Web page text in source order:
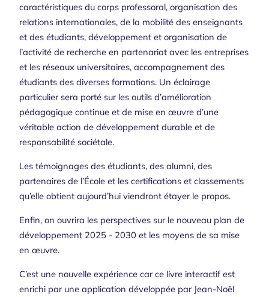
caractéristiques du corps professoral, organisation des
relations internationales, de la mobilité des enseignants
et des étudiants, développement et organisation de
l’activité de recherche en partenariat avec les entreprises
et les réseaux universitaires, accompagnement des
étudiants des diverses formations. Un éclairage
particulier sera porté sur les outils d’amélioration
pédagogique continue et de mise en œuvre d’une
véritable action de développement durable et de
responsabilité sociétale.
Les témoignages des étudiants, des alumni, des
partenaires de l’École et les certifications et classements
qu’elle obtient aujourd’hui viendront étayer le propos.
Enfin, on ouvrira les perspectives sur le nouveau plan de
développement 2025 - 2030 et les moyens de sa mise
en œuvre.
C’est une nouvelle expérience car ce livre interactif est
enrichi par une application développée par Jean-Noël